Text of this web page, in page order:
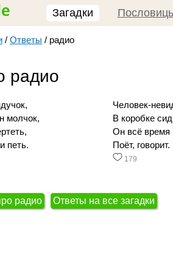
Загадки
/ Ответы / радио
радио
молчок,
петь.
Человек-
В коробке
Он всё время
Поёт, говорит.
179
радио Ответы на все загадки